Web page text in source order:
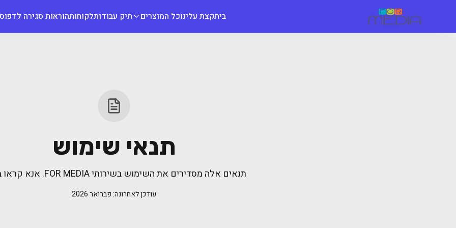
ביתקצת עלינוכל המוצרים תיק עבודותלקוחותהוראות סגירה לדפוס
תנאי שימוש
תנאים אלה מסדירים את השימוש בשירותי FOR MEDIA. אנא קראו בעיון.
עודכן לאחרונה: פברואר 2026